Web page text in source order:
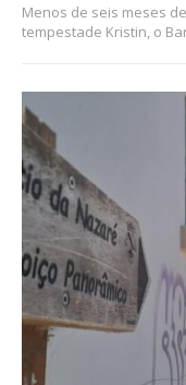
Menos de seis meses
tempestade Kristin, o